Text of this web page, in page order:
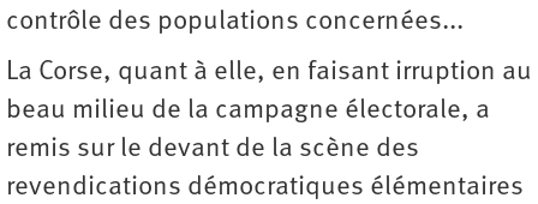
contrôle des populations concernées...
La Corse, quant à elle, en faisant irruption au
beau milieu de la campagne électorale, a
remis sur le devant de la scène des
revendications démocratiques élémentaires